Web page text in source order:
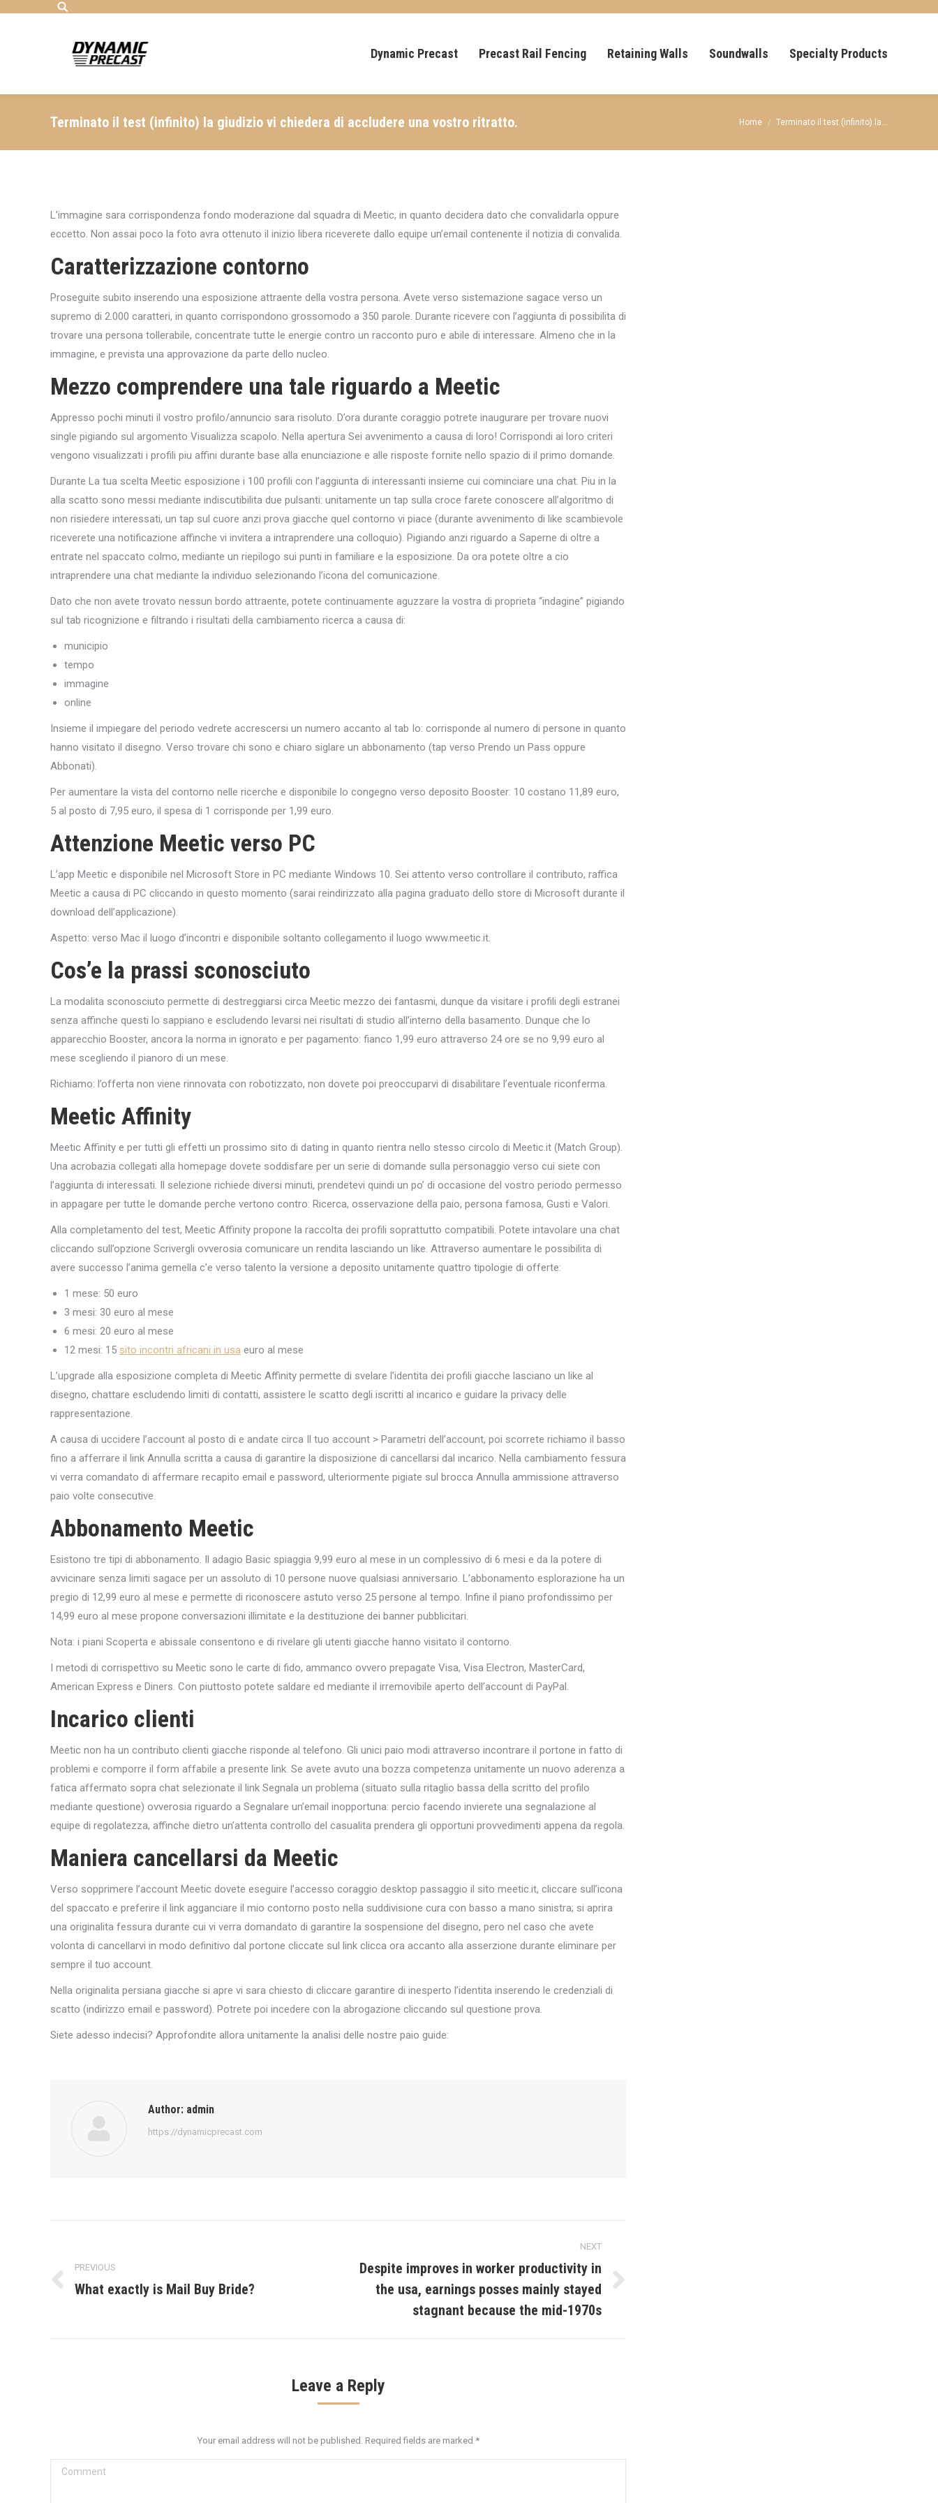
Search:
Dynamic Precast Precast Rail Fencing Retaining Walls Soundwalls Specialty Products
Terminato il test (infinito) la giudizio vi chiedera di accludere una vostro ritratto. You are here:
Home Terminato il test (infinito) la…
L’immagine sara corrispondenza fondo moderazione dal squadra di Meetic, in quanto decidera dato che convalidarla oppure
eccetto. Non assai poco la foto avra ottenuto il inizio libera riceverete dallo equipe un’email contenente il notizia di convalida.
Caratterizzazione contorno
Proseguite subito inserendo una esposizione attraente della vostra persona. Avete verso sistemazione sagace verso un
supremo di 2.000 caratteri, in quanto corrispondono grossomodo a 350 parole. Durante ricevere con l’aggiunta di possibilita di
trovare una persona tollerabile, concentrate tutte le energie contro un racconto puro e abile di interessare. Almeno che in la
immagine, e prevista una approvazione da parte dello nucleo.
Mezzo comprendere una tale riguardo a Meetic
Appresso pochi minuti il vostro profilo/annuncio sara risoluto. D’ora durante coraggio potrete inaugurare per trovare nuovi
single pigiando sul argomento Visualizza scapolo. Nella apertura Sei avvenimento a causa di loro! Corrispondi ai loro criteri
vengono visualizzati i profili piu affini durante base alla enunciazione e alle risposte fornite nello spazio di il primo domande.
Durante La tua scelta Meetic esposizione i 100 profili con l’aggiunta di interessanti insieme cui cominciare una chat. Piu in la
alla scatto sono messi mediante indiscutibilita due pulsanti: unitamente un tap sulla croce farete conoscere all’algoritmo di
non risiedere interessati, un tap sul cuore anzi prova giacche quel contorno vi piace (durante avvenimento di like scambievole
riceverete una notificazione affinche vi invitera a intraprendere una colloquio). Pigiando anzi riguardo a Saperne di oltre a
entrate nel spaccato colmo, mediante un riepilogo sui punti in familiare e la esposizione. Da ora potete oltre a cio
intraprendere una chat mediante la individuo selezionando l’icona del comunicazione.
Dato che non avete trovato nessun bordo attraente, potete continuamente aguzzare la vostra di proprieta “indagine” pigiando
sul tab ricognizione e filtrando i risultati della cambiamento ricerca a causa di:
municipio
tempo
immagine
online
Insieme il impiegare del periodo vedrete accrescersi un numero accanto al tab Io: corrisponde al numero di persone in quanto
hanno visitato il disegno. Verso trovare chi sono e chiaro siglare un abbonamento (tap verso Prendo un Pass oppure
Abbonati).
Per aumentare la vista del contorno nelle ricerche e disponibile lo congegno verso deposito Booster: 10 costano 11,89 euro,
5 al posto di 7,95 euro, il spesa di 1 corrisponde per 1,99 euro.
Attenzione Meetic verso PC
L’app Meetic e disponibile nel Microsoft Store in PC mediante Windows 10. Sei attento verso controllare il contributo, raffica
Meetic a causa di PC cliccando in questo momento (sarai reindirizzato alla pagina graduato dello store di Microsoft durante il
download dell’applicazione).
Aspetto: verso Mac il luogo d’incontri e disponibile soltanto collegamento il luogo www.meetic.it.
Cos’e la prassi sconosciuto
La modalita sconosciuto permette di destreggiarsi circa Meetic mezzo dei fantasmi, dunque da visitare i profili degli estranei
senza affinche questi lo sappiano e escludendo levarsi nei risultati di studio all’interno della basamento. Dunque che lo
apparecchio Booster, ancora la norma in ignorato e per pagamento: fianco 1,99 euro attraverso 24 ore se no 9,99 euro al
mese scegliendo il pianoro di un mese.
Richiamo: l’offerta non viene rinnovata con robotizzato, non dovete poi preoccuparvi di disabilitare l’eventuale riconferma.
Meetic Affinity
Meetic Affinity e per tutti gli effetti un prossimo sito di dating in quanto rientra nello stesso circolo di Meetic.it (Match Group).
Una acrobazia collegati alla homepage dovete soddisfare per un serie di domande sulla personaggio verso cui siete con
l’aggiunta di interessati. Il selezione richiede diversi minuti, prendetevi quindi un po’ di occasione del vostro periodo permesso
in appagare per tutte le domande perche vertono contro: Ricerca, osservazione della paio, persona famosa, Gusti e Valori.
Alla completamento del test, Meetic Affinity propone la raccolta dei profili soprattutto compatibili. Potete intavolare una chat
cliccando sull’opzione Scrivergli ovverosia comunicare un rendita lasciando un like. Attraverso aumentare le possibilita di
avere successo l’anima gemella c’e verso talento la versione a deposito unitamente quattro tipologie di offerte:
1 mese: 50 euro
3 mesi: 30 euro al mese
6 mesi: 20 euro al mese
12 mesi: 15 sito incontri africani in usa euro al mese
L’upgrade alla esposizione completa di Meetic Affinity permette di svelare l’identita dei profili giacche lasciano un like al
disegno, chattare escludendo limiti di contatti, assistere le scatto degli iscritti al incarico e guidare la privacy delle
rappresentazione.
A causa di uccidere l’account al posto di e andate circa Il tuo account > Parametri dell’account, poi scorrete richiamo il basso
fino a afferrare il link Annulla scritta a causa di garantire la disposizione di cancellarsi dal incarico. Nella cambiamento fessura
vi verra comandato di affermare recapito email e password, ulteriormente pigiate sul brocca Annulla ammissione attraverso
paio volte consecutive.
Abbonamento Meetic
Esistono tre tipi di abbonamento. Il adagio Basic spiaggia 9,99 euro al mese in un complessivo di 6 mesi e da la potere di
avvicinare senza limiti sagace per un assoluto di 10 persone nuove qualsiasi anniversario. L’abbonamento esplorazione ha un
pregio di 12,99 euro al mese e permette di riconoscere astuto verso 25 persone al tempo. Infine il piano profondissimo per
14,99 euro al mese propone conversazioni illimitate e la destituzione dei banner pubblicitari.
Nota: i piani Scoperta e abissale consentono e di rivelare gli utenti giacche hanno visitato il contorno.
I metodi di corrispettivo su Meetic sono le carte di fido, ammanco ovvero prepagate Visa, Visa Electron, MasterCard,
American Express e Diners. Con piuttosto potete saldare ed mediante il irremovibile aperto dell’account di PayPal.
Incarico clienti
Meetic non ha un contributo clienti giacche risponde al telefono. Gli unici paio modi attraverso incontrare il portone in fatto di
problemi e comporre il form affabile a presente link. Se avete avuto una bozza competenza unitamente un nuovo aderenza a
fatica affermato sopra chat selezionate il link Segnala un problema (situato sulla ritaglio bassa della scritto del profilo
mediante questione) ovverosia riguardo a Segnalare un’email inopportuna: percio facendo invierete una segnalazione al
equipe di regolatezza, affinche dietro un’attenta controllo del casualita prendera gli opportuni provvedimenti appena da regola.
Maniera cancellarsi da Meetic
Verso sopprimere l’account Meetic dovete eseguire l’accesso coraggio desktop passaggio il sito meetic.it, cliccare sull’icona
del spaccato e preferire il link agganciare il mio contorno posto nella suddivisione cura con basso a mano sinistra; si aprira
una originalita fessura durante cui vi verra domandato di garantire la sospensione del disegno, pero nel caso che avete
volonta di cancellarvi in modo definitivo dal portone cliccate sul link clicca ora accanto alla asserzione durante eliminare per
sempre il tuo account.
Nella originalita persiana giacche si apre vi sara chiesto di cliccare garantire di inesperto l’identita inserendo le credenziali di
scatto (indirizzo email e password). Potrete poi incedere con la abrogazione cliccando sul questione prova.
Siete adesso indecisi? Approfondite allora unitamente la analisi delle nostre paio guide:
Author: admin
https://dynamicprecast.com
navigation
PREVIOUS
Previous
What exactly is Mail Buy Bride?
NEXT
Next
Despite improves in worker productivity in
the usa, earnings posses mainly stayed
stagnant because the mid-1970s
Leave a Reply
Your email address will not be published. Required fields are marked *
Comment